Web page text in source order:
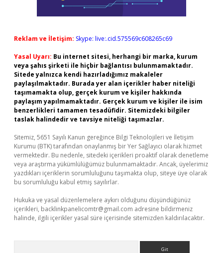
Reklam ve İletişim: Skype: live:.cid.575569c608265c69
Yasal Uyarı: Bu internet sitesi, herhangi bir marka, kurum
veya şahıs şirketi ile hiçbir bağlantısı bulunmamaktadır.
Sitede yalnızca kendi hazırladığımız makaleler
paylaşılmaktadır. Burada yer alan içerikler haber niteliği
taşımamakta olup, gerçek kurum ve kişiler hakkında
paylaşım yapılmamaktadır. Gerçek kurum ve kişiler ile isim
benzerlikleri tamamen tesadüfidir. Sitemizdeki bilgiler
taslak halindedir ve tavsiye niteliği taşımazlar.
Sitemiz, 5651 Sayılı Kanun gereğince Bilgi Teknolojileri ve İletişim
Kurumu (BTK) tarafından onaylanmış bir Yer Sağlayıcı olarak hizmet
vermektedir. Bu nedenle, sitedeki içerikleri proaktif olarak denetleme
veya araştırma yükümlülüğümüz bulunmamaktadır. Ancak, üyelerimiz
yazdıkları içeriklerin sorumluluğunu taşımakta olup, siteye üye olarak
bu sorumluluğu kabul etmiş sayılırlar.
Hukuka ve yasal düzenlemelere aykırı olduğunu düşündüğünüz
içerikleri, backlinkpanelicomtr@gmail.com adresine bildirmeniz
halinde, ilgili içerikler yasal süre içerisinde sitemizden kaldırılacaktır.